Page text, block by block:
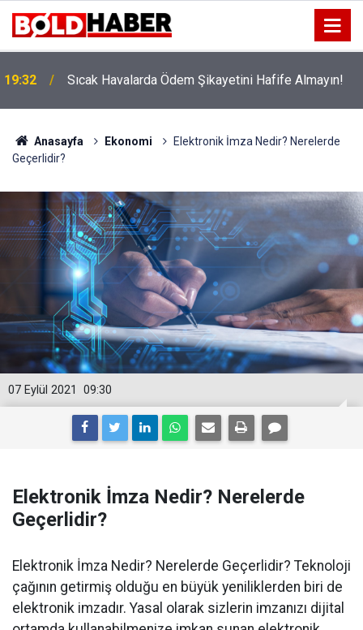
19:32 Sıcak Havalarda Ödem Şikayetini Hafife Almayın!
Anasayfa Ekonomi
Elektronik İmza Nedir? Nerelerde
Geçerlidir?
09:30
07 Eylül 2021
Elektronik İmza Nedir? Nerelerde
Geçerlidir?
Elektronik İmza Nedir? Nerelerde Geçerlidir? Teknoloji
çağının getirmiş olduğu en büyük yeniliklerden biri de
elektronik imzadır. Yasal olarak sizlerin imzanızı dijital